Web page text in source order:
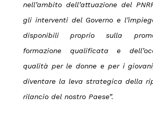
nell’ambito dell’attuazione del
gli interventi del Governo e
disponibili proprio sulla
formazione qualificata e
qualità per le donne e per i
diventare la leva strategica della
rilancio del nostro Paese”.